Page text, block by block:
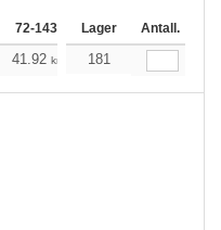
72-143 144-287 288 +
Lager Antall.
41.92 kr 39.81
181